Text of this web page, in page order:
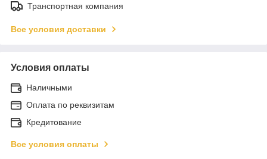
Транспортная компания
Все условия доставки
Условия оплаты
Наличными
Оплата по реквизитам
Кредитование
Все условия оплаты